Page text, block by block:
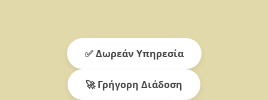
✅ Δωρεάν Υπηρεσία
🚀 Γρήγορη Διάδοση